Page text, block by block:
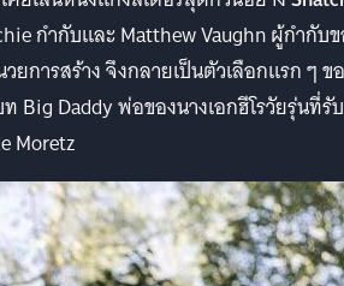
กำกับและ Matthew Vaughn ผู้กำกับ
ยการสร้าง จึงกลายเป็นตัวเลือกแรก ๆ ข
Big Daddy พ่อของนางเอกฮีโรวัยรุ่นที่รับ
Moretz